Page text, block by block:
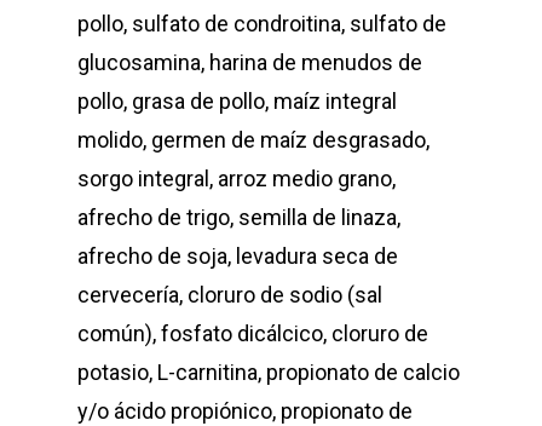
pollo, sulfato de condroitina, sulfato de
glucosamina, harina de menudos de
pollo, grasa de pollo, maíz integral
molido, germen de maíz desgrasado,
sorgo integral, arroz medio grano,
afrecho de trigo, semilla de linaza,
afrecho de soja, levadura seca de
cervecería, cloruro de sodio (sal
común), fosfato dicálcico, cloruro de
potasio, L-carnitina, propionato de calcio
y/o ácido propiónico, propionato de